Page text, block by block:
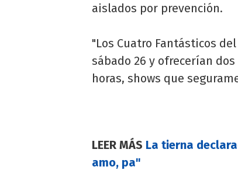
aislados por prevención.
"Los Cuatro Fantásticos
sábado 26 y ofrecerían
horas, shows que
LEER MÁS La tierna
amo, pa"